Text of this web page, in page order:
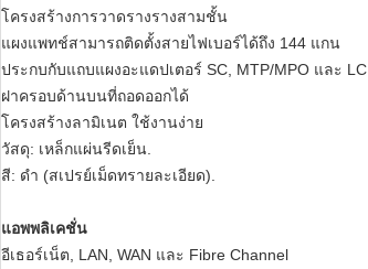
โครงสร้างการวาดรางรางสามชั้น
แผงแพทช์สามารถติดตั้งสายไฟเบอร์ได้ถึง 144 แกน
ประกบกับแถบแผงอะแดปเตอร์ SC, MTP/MPO และ LC
ฝาครอบด้านบนที่ถอดออกได้
โครงสร้างลามิเนต ใช้งานง่าย
วัสดุ: เหล็กแผ่นรีดเย็น.
สี: ดำ (สเปรย์เม็ดทรายละเอียด).
แอพพลิเคชั่น
อีเธอร์เน็ต, LAN, WAN และ Fibre Channel